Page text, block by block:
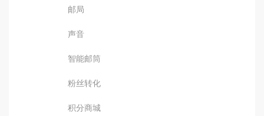
邮局
声音
智能邮筒
粉丝转化
积分商城